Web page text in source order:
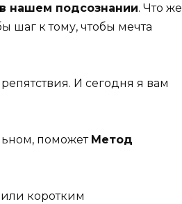
нашем подсознании. Что же
шаг к тому, чтобы мечта
И сегодня я вам
поможет Метод
коротким